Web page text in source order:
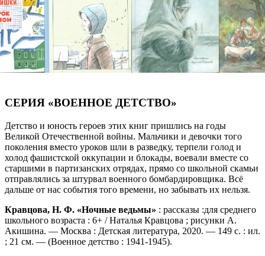
СЕРИЯ «ВОЕННОЕ ДЕТСТВО»
Детство и юность героев этих книг пришлись на годы
Великой Отечественной войны. Мальчики и девочки того
поколения вместо уроков шли в разведку, терпели голод и
холод фашистской оккупации и блокады, воевали вместе со
старшими в партизанских отрядах, прямо со школьной скамьи
отправлялись за штурвал военного бомбардировщика. Всё
дальше от нас события того времени, но забывать их нельзя.
Кравцова, Н. Ф. «Ночные ведьмы» : рассказы :для среднего
школьного возраста : 6+ / Наталья Кравцова ; рисунки А.
Акишина. — Москва : Детская литература, 2020. — 149 с. : ил.
; 21 см. — (Военное детство : 1941-1945).